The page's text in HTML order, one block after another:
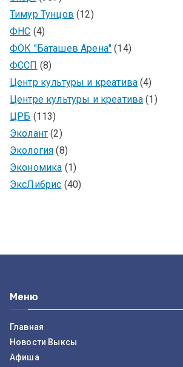
Тимур Тунцов (12)
ФНС (4)
ФОК "Баташев Арена" (14)
ФССП (8)
Центр культуры и креатива (4)
Центре культуры и креатива (1)
ЦРБ (113)
Эколант (2)
Экология (8)
Экономика (1)
ЭксЛибрис (40)
Меню
Главная
Новости Выксы
Афиша